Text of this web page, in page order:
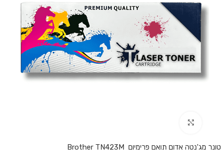
טונר מג'נטה אדום תואם פרימיום Brother TN423M